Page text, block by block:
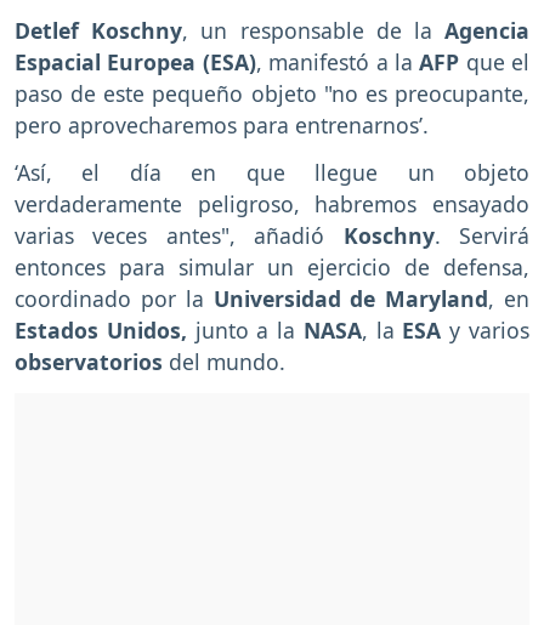
Detlef Koschny, un responsable de laAgencia
Espacial Europea (ESA), manifestó a laAFP que el
paso de este pequeño objeto "no es preocupante,
pero aprovecharemos para entrenarnos’.
‘Así, el día en que llegue un objeto
verdaderamente peligroso, habremos ensayado
varias veces antes", añadió Koschny. Servirá
entonces para simular un ejercicio de defensa,
coordinado por la Universidad de Maryland, en
Estados Unidos, junto a la NASA, la ESA y varios
observatorios del mundo.